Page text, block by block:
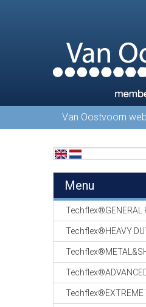
Van Oostvoorn
Menu
Techflex®GENERAL
Techflex®HEAVY
Techflex®EXTREME